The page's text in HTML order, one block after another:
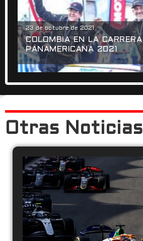
@keyringresearch
8 Mar
23 de octubre de 2021
COLOMBIA EN LA CARRERA
PANAMERICANA 2021
Otras Noticias